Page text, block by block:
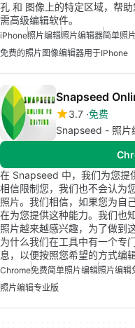
孔 和 图像上的特定区域，帮
需高级编辑软件。
iPhone照片编辑照片编辑器简单照
免费的照片图像编辑器用于iPhone
Snapseed
3.7 免费
Snapseed - 照片
在 Snapseed 中，我们为您提
相信限制您，我们也不会认为
照片。我们相信，如果您为自
在为您提供这种能力。我们也
照片越来越感兴趣，为了做到
为什么我们在工具中有一个专
息，以便按照您希望的方式编辑
Chrome免费简单照片编辑照片编辑
照片编辑专业版